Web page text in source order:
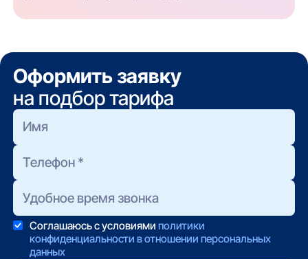
Оформить заявку
на подбор тарифа
Соглашаюсь с условиями политики
конфиденциальности в отношении персональных
данных